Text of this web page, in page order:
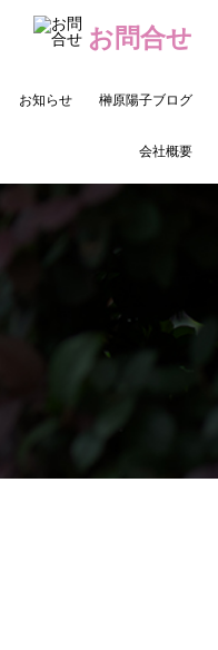
お問合せ
お知らせ 榊原陽子ブログ
会社概要